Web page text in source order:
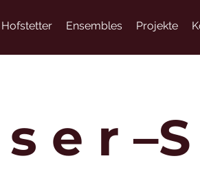
Ensembles Projekte
e r